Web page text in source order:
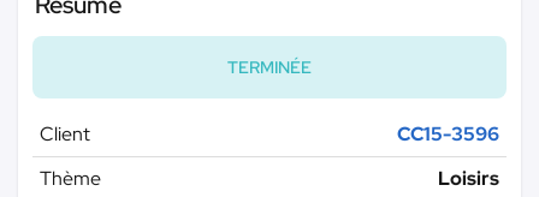
TERMINÉE
Client
CC15-3596
Thème
Loisirs